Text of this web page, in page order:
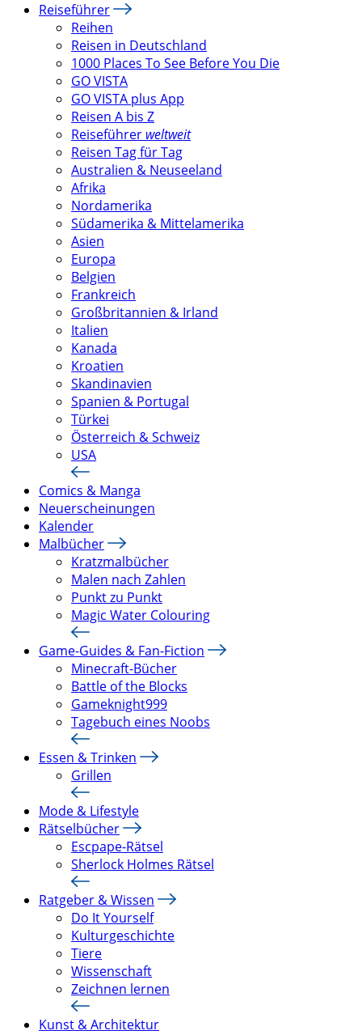
Reiseführer
Reihen
Reisen in Deutschland
1000 Places To See Before You Die
GO VISTA
GO VISTA plus App
Reisen A bis Z
Reiseführer weltweit
Reisen Tag für Tag
Australien & Neuseeland
Afrika
Nordamerika
Südamerika & Mittelamerika
Asien
Europa
Belgien
Frankreich
Großbritannien & Irland
Italien
Kanada
Kroatien
Skandinavien
Spanien & Portugal
Türkei
Österreich & Schweiz
USA
Comics & Manga
Neuerscheinungen
Kalender
Malbücher
Kratzmalbücher
Malen nach Zahlen
Punkt zu Punkt
Magic Water Colouring
Game-Guides & Fan-Fiction
Minecraft-Bücher
Battle of the Blocks
Gameknight999
Tagebuch eines Noobs
Essen & Trinken
Grillen
Mode & Lifestyle
Rätselbücher
Escpape-Rätsel
Sherlock Holmes Rätsel
Ratgeber & Wissen
Do It Yourself
Kulturgeschichte
Tiere
Wissenschaft
Zeichnen lernen
Kunst & Architektur